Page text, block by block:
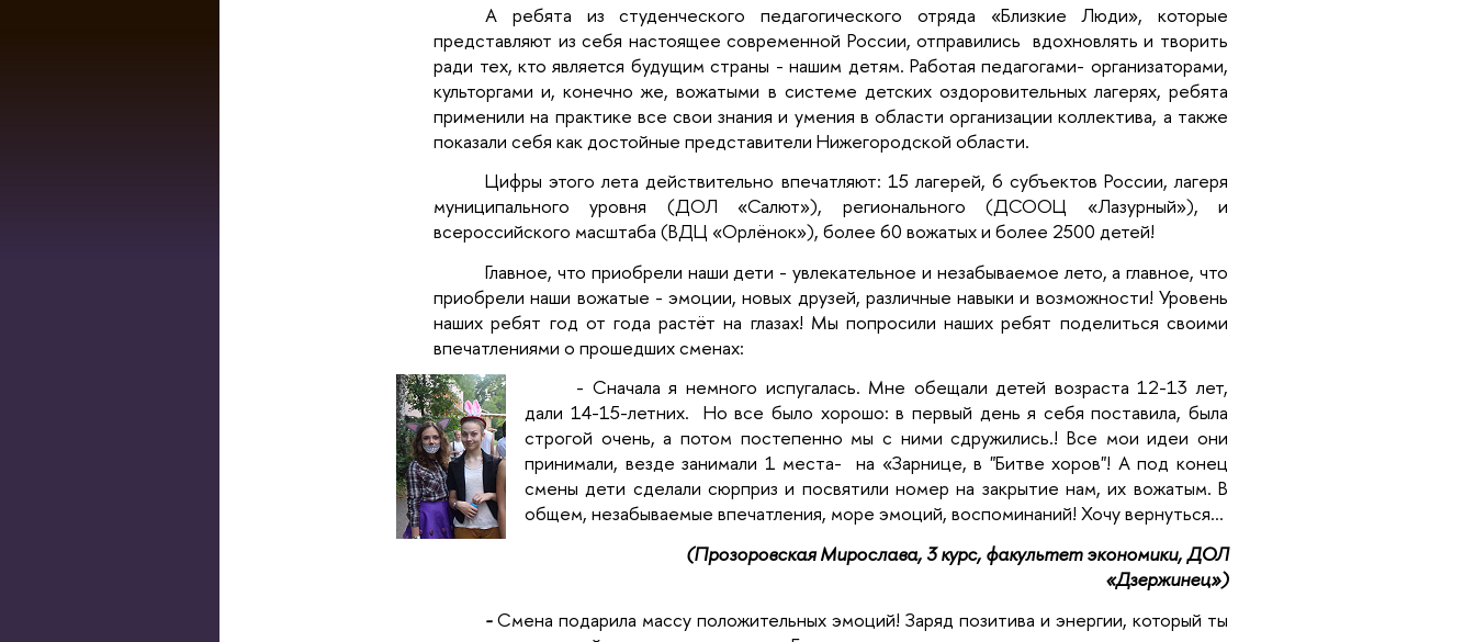
А ребята из студенческого педагогического отряда «Близкие Люди», которые
представляют из себя настоящее современной России, отправились вдохновлять и творить
ради тех, кто является будущим страны - нашим детям. Работая педагогами- организаторами,
культоргами и, конечно же, вожатыми в системе детских оздоровительных лагерях, ребята
применили на практике все свои знания и умения в области организации коллектива, а также
показали себя как достойные представители Нижегородской области.
Цифры этого лета действительно впечатляют: 15 лагерей, 6 субъектов России, лагеря
муниципального уровня (ДОЛ «Салют»), регионального (ДСООЦ «Лазурный»), и
всероссийского масштаба (ВДЦ «Орлёнок»), более 60 вожатых и более 2500 детей!
Главное, что приобрели наши дети - увлекательное и незабываемое лето, а главное, что
приобрели наши вожатые - эмоции, новых друзей, различные навыки и возможности! Уровень
наших ребят год от года растёт на глазах! Мы попросили наших ребят поделиться своими
впечатлениями о прошедших сменах:
- Сначала я немного испугалась. Мне обещали детей возраста 12-13 лет,
дали 14-15-летних. Но все было хорошо: в первый день я себя поставила, была
строгой очень, а потом постепенно мы с ними сдружились.! Все мои идеи они
принимали, везде занимали 1 места- на «Зарнице, в "Битве хоров"! А под конец
смены дети сделали сюрприз и посвятили номер на закрытие нам, их вожатым. В
общем, незабываемые впечатления, море эмоций, воспоминаний! Хочу вернуться…
(Прозоровская Мирослава, 3 курс, факультет экономики, ДОЛ
«Дзержинец»)
- Смена подарила массу положительных эмоций! Заряд позитива и энергии, который ты